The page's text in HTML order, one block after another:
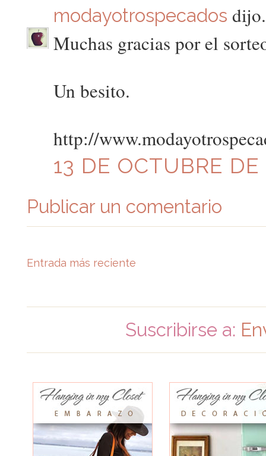
modayotrospecados
Muchas gracias por el
Un besito.
http://
13 DE OCTUBRE
Publicar un comentario
Entrada más reciente
Suscribirse a: